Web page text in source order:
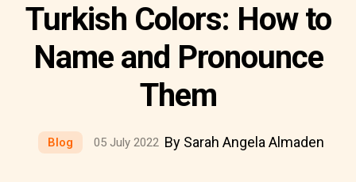
Turkish Colors: How to
Name and Pronounce
Them
Blog 05 July 2022 By Sarah Angela Almaden